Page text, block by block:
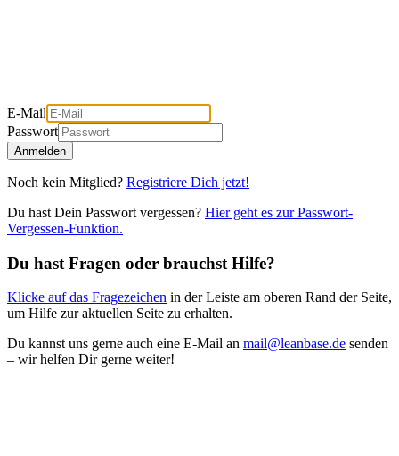
E-Mail
Passwort
Anmelden
Noch kein Mitglied? Registriere Dich jetzt!
Du hast Dein Passwort vergessen? Hier geht es zur Passwort-
Vergessen-Funktion.
Du hast Fragen oder brauchst Hilfe?
Klicke auf das Fragezeichen in der Leiste am oberen Rand der Seite,
um Hilfe zur aktuellen Seite zu erhalten.
Du kannst uns gerne auch eine E-Mail an mail@leanbase.de senden
– wir helfen Dir gerne weiter!